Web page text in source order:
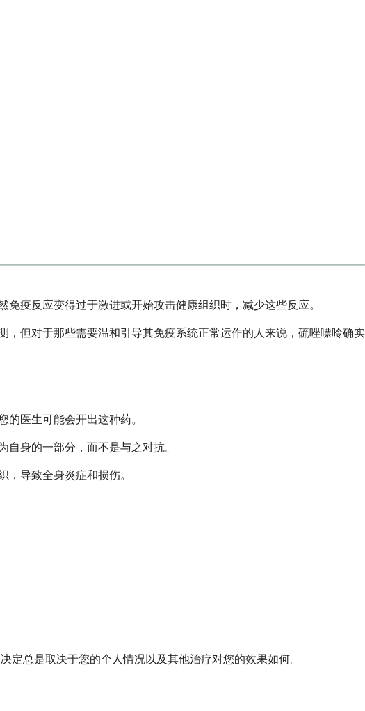
疫反应变得过于激进或开始攻击健康组织时，减少这些反应。
但对于那些需要温和引导其免疫系统正常运作的人来说，硫唑嘌呤确实
医生可能会开出这种药。
身的一部分，而不是与之对抗。
导致全身炎症和损伤。
总是取决于您的个人情况以及其他治疗对您的效果如何。